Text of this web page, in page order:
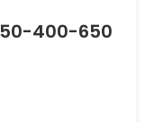
400-650